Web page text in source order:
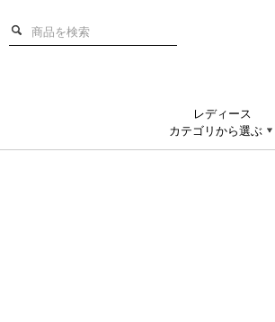
レディース
カテゴリから選ぶ